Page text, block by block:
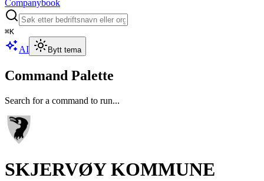
Companybook
⌘K
AI Bytt tema
Command Palette
Search for a command to run...
SKJERVØY KOMMUNE